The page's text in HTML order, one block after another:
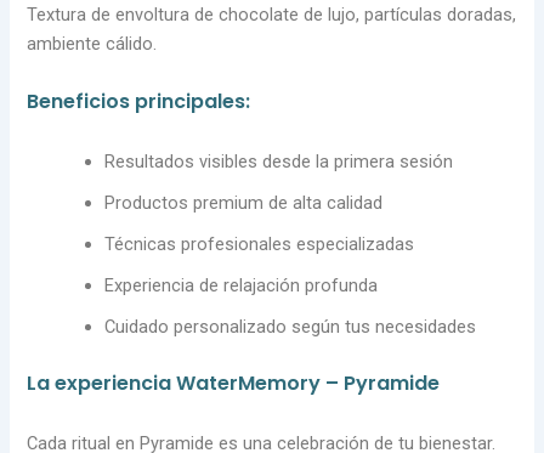
Textura de envoltura de chocolate de lujo, partículas doradas,
ambiente cálido.
Beneficios principales:
Resultados visibles desde la primera sesión
Productos premium de alta calidad
Técnicas profesionales especializadas
Experiencia de relajación profunda
Cuidado personalizado según tus necesidades
La experiencia WaterMemory – Pyramide
Cada ritual en Pyramide es una celebración de tu bienestar.